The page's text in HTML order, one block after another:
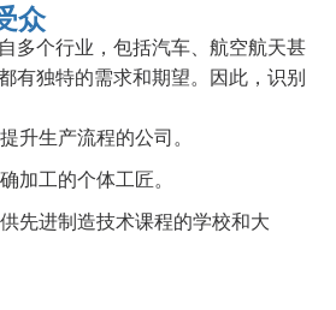
众
多个行业，包括汽车、航空航天甚
有独特的需求和期望。因此，识别
升生产流程的公司。
加工的个体工匠。
先进制造技术课程的学校和大